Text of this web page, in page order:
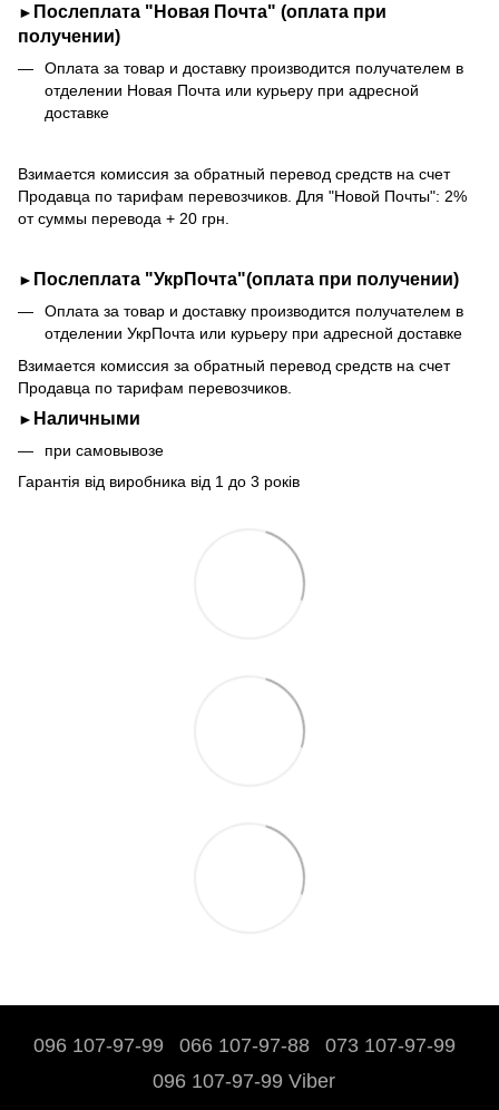
► Послеплата "Новая Почта" (оплата при
получении)
Оплата за товар и доставку производится получателем в
отделении Новая Почта или курьеру при адресной
доставке
Взимается комиссия за обратный перевод средств на счет
Продавца по тарифам перевозчиков. Для "Новой Почты": 2%
от суммы перевода + 20 грн.
► Послеплата "УкрПочта"(оплата при получении)
Оплата за товар и доставку производится получателем в
отделении УкрПочта или курьеру при адресной доставке
Взимается комиссия за обратный перевод средств на счет
Продавца по тарифам перевозчиков.
► Наличными
при самовывозе
Гарантія від виробника від 1 до 3 років
096 107-97-99 066 107-97-88
073 107-97-99
096 107-97-99 Viber